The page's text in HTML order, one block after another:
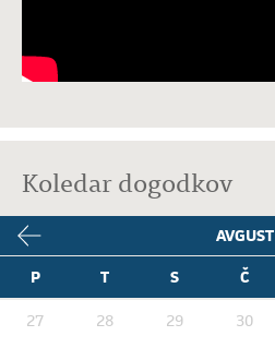
Koledar dogodkov
AVGUST
P
T S Č
27 28 29 30